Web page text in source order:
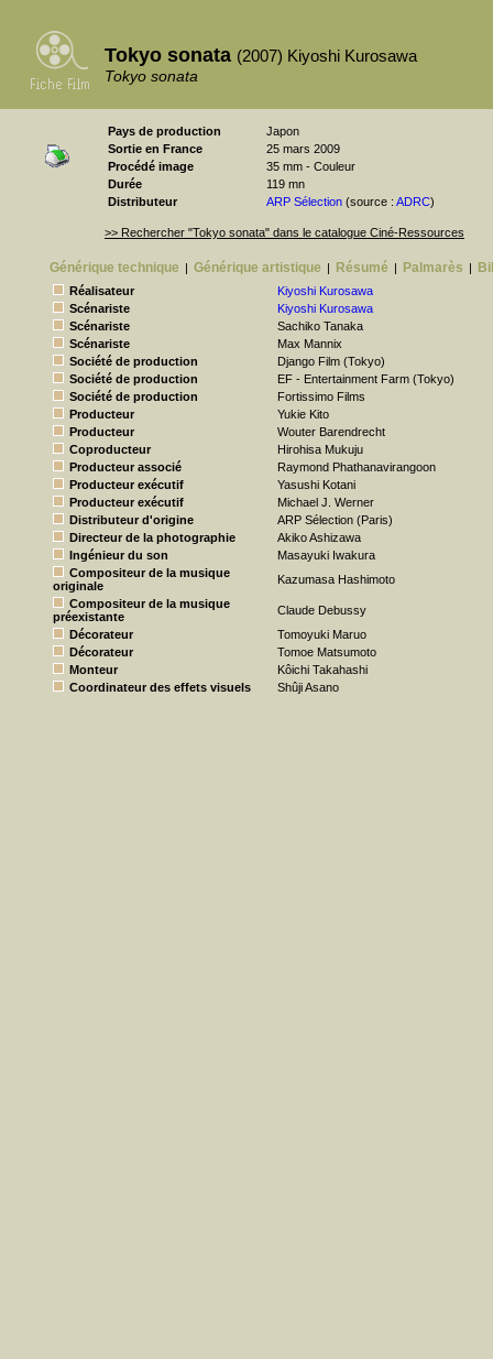
Tokyo sonata (2007) Kiyoshi Kurosawa
Tokyo sonata
Pays de production
Japon
Sortie en France
25 mars 2009
Procédé image
35 mm - Couleur
Durée
119 mn
Distributeur
ARP Sélection (source : ADRC)
>> Rechercher "Tokyo sonata" dans le catalogue Ciné-Ressources
Générique technique | Générique artistique | Résumé | Palmarès |
Réalisateur
Kiyoshi Kurosawa
Scénariste
Kiyoshi Kurosawa
Scénariste
Sachiko Tanaka
Scénariste
Max Mannix
Société de production
Django Film (Tokyo)
Société de production
EF - Entertainment Farm (Tokyo)
Société de production
Fortissimo Films
Producteur
Yukie Kito
Producteur
Wouter Barendrecht
Coproducteur
Hirohisa Mukuju
Producteur associé
Raymond Phathanavirangoon
Producteur exécutif
Yasushi Kotani
Producteur exécutif
Michael J. Werner
Distributeur d'origine
ARP Sélection (Paris)
Directeur de la photographie
Akiko Ashizawa
Ingénieur du son
Masayuki Iwakura
Compositeur de la musique
originale
Kazumasa Hashimoto
Compositeur de la musique
préexistante
Claude Debussy
Décorateur
Tomoyuki Maruo
Décorateur
Tomoe Matsumoto
Monteur
Kôichi Takahashi
Coordinateur des effets visuels
Shûji Asano